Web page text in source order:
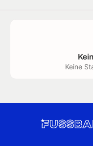
Keine